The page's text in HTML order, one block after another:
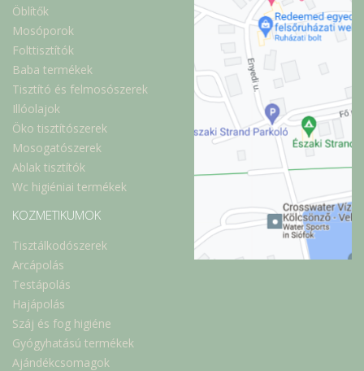
Öblítők
Mosóporok
Folttisztítók
Baba termékek
Tisztító és felmosószerek
Illóolajok
Öko tisztítószerek
Mosogatószerek
Ablak tisztítók
Wc higiéniai termékek
KOZMETIKUMOK
Tisztálkodószerek
Arcápolás
Testápolás
Hajápolás
Száj és fog higiéne
Gyógyhatású termékek
Ajándékcsomagok